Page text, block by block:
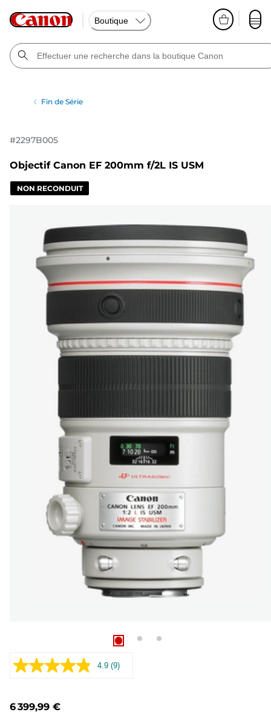
Boutique
Fin de Série
#2297B005
Objectif Canon EF 200mm f/2L IS USM
NON RECONDUIT
4.9 Lire
(9)
6 399,99 €